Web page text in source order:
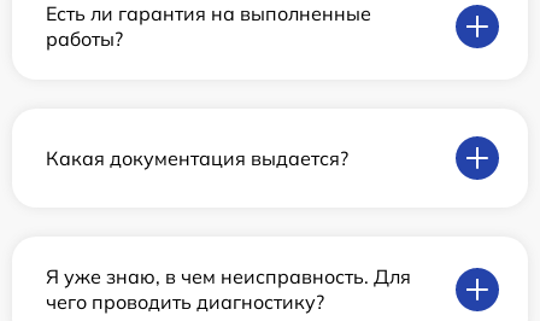
Есть ли гарантия на выполненные
работы?
Какая документация выдается?
Я уже знаю, в чем неисправность. Для
чего проводить диагностику?